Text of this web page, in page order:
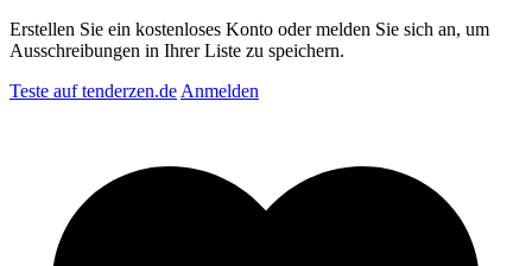
Erstellen Sie ein kostenloses Konto oder melden Sie sich an, um
Ausschreibungen in Ihrer Liste zu speichern.
Teste auf tenderzen.de Anmelden